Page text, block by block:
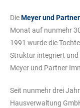
DieMeyer und
Monat auf nunmehr
1991 wurde die
Struktur integriert und
Meyer und Partner
Seit nunmehr drei
Hausverwaltung